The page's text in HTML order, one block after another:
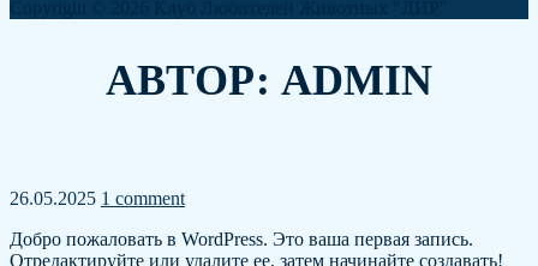
АВТОР: ADMIN
26.05.2025 1 comment
Добро пожаловать в WordPress. Это ваша первая запись.
Отредактируйте или удалите ее, затем начинайте создавать!